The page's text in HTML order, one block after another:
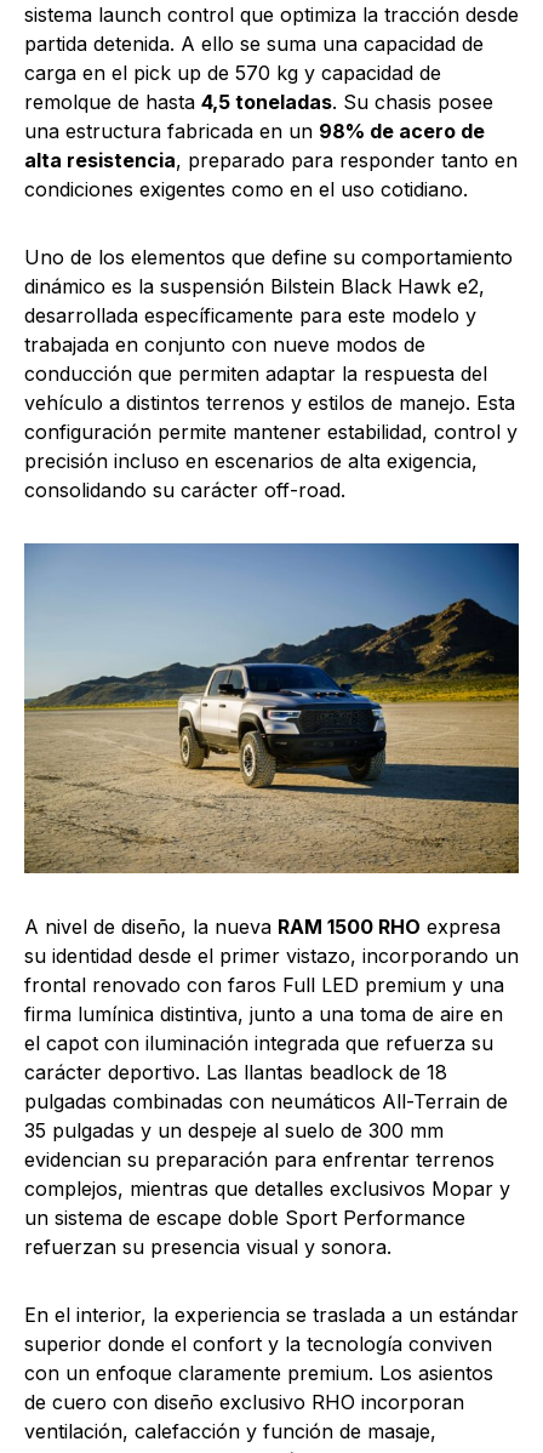
sistema launch control que optimiza la tracción desde
partida detenida. A ello se suma una capacidad de
carga en el pick up de 570 kg y capacidad de
remolque de hasta 4,5 toneladas. Su chasis posee
una estructura fabricada en un 98% de acero de
alta resistencia, preparado para responder tanto en
condiciones exigentes como en el uso cotidiano.
Uno de los elementos que define su comportamiento
dinámico es la suspensión Bilstein Black Hawk e2,
desarrollada específicamente para este modelo y
trabajada en conjunto con nueve modos de
conducción que permiten adaptar la respuesta del
vehículo a distintos terrenos y estilos de manejo. Esta
configuración permite mantener estabilidad, control y
precisión incluso en escenarios de alta exigencia,
consolidando su carácter off-road.
A nivel de diseño, la nueva RAM 1500 RHO expresa
su identidad desde el primer vistazo, incorporando un
frontal renovado con faros Full LED premium y una
firma lumínica distintiva, junto a una toma de aire en
el capot con iluminación integrada que refuerza su
carácter deportivo. Las llantas beadlock de 18
pulgadas combinadas con neumáticos All-Terrain de
35 pulgadas y un despeje al suelo de 300 mm
evidencian su preparación para enfrentar terrenos
complejos, mientras que detalles exclusivos Mopar y
un sistema de escape doble Sport Performance
refuerzan su presencia visual y sonora.
En el interior, la experiencia se traslada a un estándar
superior donde el confort y la tecnología conviven
con un enfoque claramente premium. Los asientos
de cuero con diseño exclusivo RHO incorporan
ventilación, calefacción y función de masaje,